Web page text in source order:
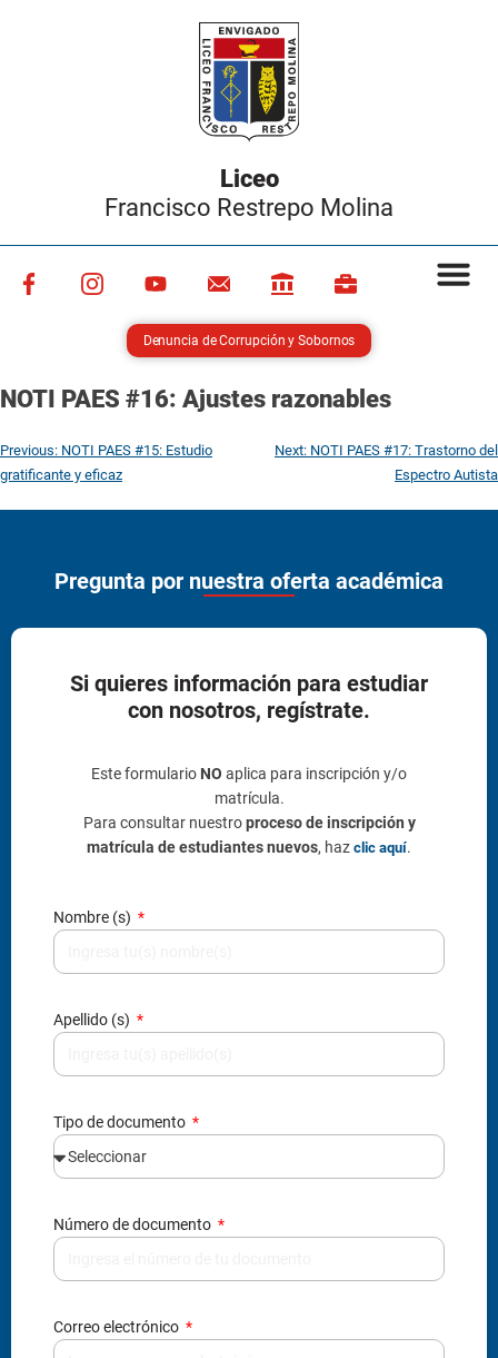
Liceo
Francisco Restrepo Molina
Denuncia de Corrupción y Sobornos
NOTI PAES #16: Ajustes razonables
Previous: NOTI PAES #15: Estudio
gratificante y eficaz
Next: NOTI PAES #17: Trastorno del
Espectro Autista
Pregunta por nuestra oferta académica
Si quieres información para estudiar
con nosotros, regístrate.
Este formulario NO aplica para inscripción y/o
matrícula.
Para consultar nuestroproceso de inscripción y
matrícula de estudiantes nuevos, haz clic aquí.
Nombre (s)
Apellido (s)
Tipo de documento
Número de documento
Correo electrónico